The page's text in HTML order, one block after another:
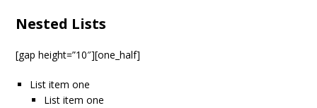
Nested Lists
[gap height=”10″][one_half]
List item one
List item one